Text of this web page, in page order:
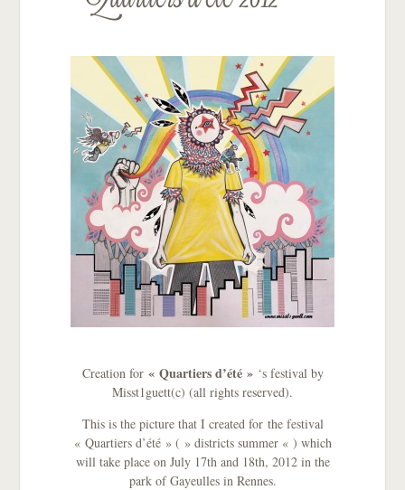
Creation for « Quartiers d’été »‘s festival by
Misst1guett(c) (all rights reserved).
This is the picture that I created for the festival
« Quartiers d’été » ( » districts summer « ) which
will take place on July 17th and 18th, 2012 in the
park of Gayeulles in Rennes.